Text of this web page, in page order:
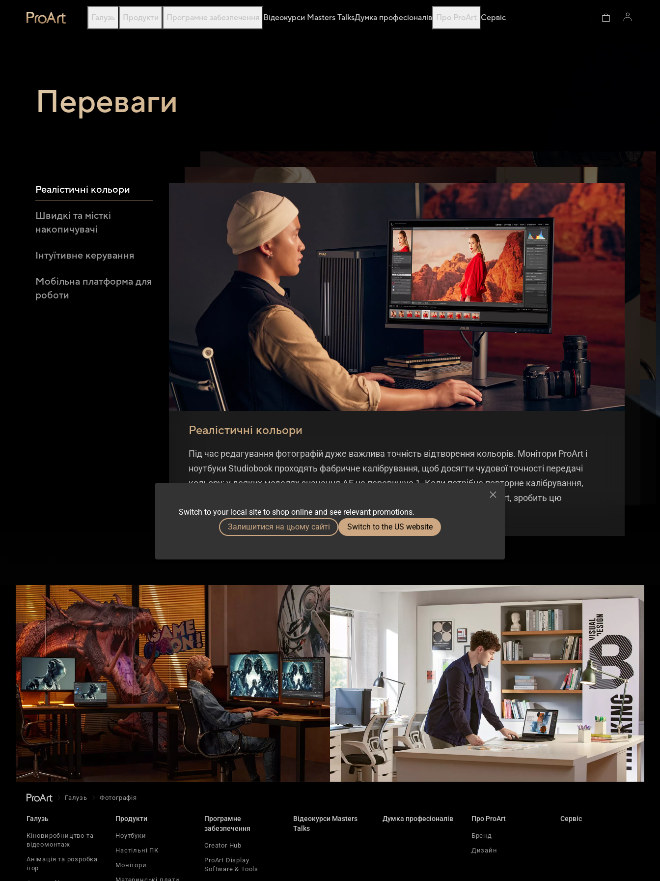
Switch to your local site to shop online and see relevant promotions.
Залишитися на цьому сайті
Switch to the US website
Галузь Продукти Програмне забезпечення Відеокурси Masters TalksДумка професіоналів Про ProArt Сервіс
Переваги
Реалістичні кольори
Швидкі та місткі
накопичувачі
Інтуїтивне керування
Мобільна платформа для
роботи
Реалістичні кольори
Під час редагування фотографій дуже важлива точність відтворення кольорів. Монітори ProArt і
ноутбуки Studiobook проходять фабричне калібрування, щоб досягти чудової точності передачі
кольору: у деяких моделях значення ΔE не перевищує 1. Коли потрібне повторне калібрування,
технологія ProArt Hardware/Software Calibration, доступна з моніторами ProArt, зробить цю
процедуру максимально швидкою й простою.
Анімація та розробка ігор Графічний дизайн
Галузь Фотографія
Галузь
Кіновиробництво та
відеомонтаж
Анімація та розробка
ігор
Продукти
Ноутбуки
Настільні ПК
Монітори
Програмне
забезпечення
Creator Hub
ProArt Display
Software & Tools
Відеокурси Masters
Talks
Думка професіоналів Про ProArt
Бренд
Дизайн
Сервіс